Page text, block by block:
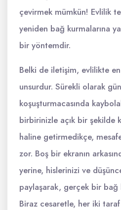
çevirmek mümkün! Evlilik
yeniden bağ kurmalarına
bir yöntemdir.
Belki de iletişim, evlilikte
unsurdur. Sürekli olarak
koşuşturmacasında
birbirinizle açık bir şekilde
haline getirmedikçe,
zor. Boş bir ekranın
yerine, hislerinizi ve
paylaşarak, gerçek bir
Biraz cesaretle, her iki